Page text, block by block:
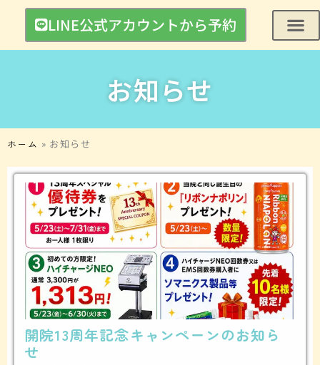
LINE公式アカウントから予約
お知らせ
ホーム » お知らせ
開院13周年記念キャンペーンのお知ら
せ
ペ
ー
ジ
ペ
ー
ジ
ペ
ー
ジ
ペ
ー
ジ
ペ
ー
ジ